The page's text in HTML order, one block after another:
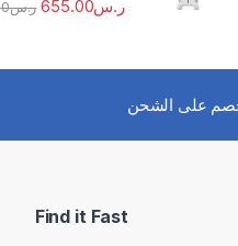
ر.س655.00 ر.س
على الشحن
Find it Fast